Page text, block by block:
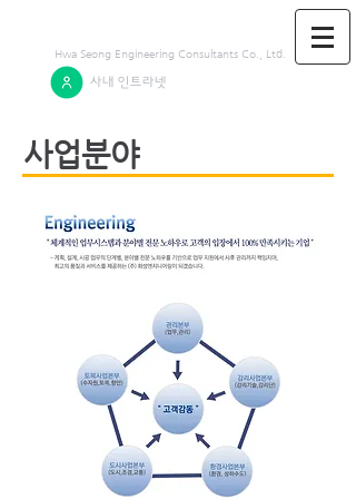
Hwa Seong Engineering Consultants Co., Ltd.
​사내 인트라넷
사업분야